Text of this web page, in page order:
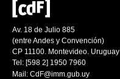
Av. 18 de Julio 885
(entre Andes y Convención)
CP 11100. Montevideo. Uruguay
Tel: [598 2] 1950 7960
Mail: CdF@imm.gub.uy